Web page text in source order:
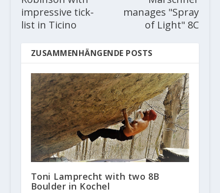
impressive tick-
list in Ticino
manages "Spray
of Light" 8C
ZUSAMMENHÄNGENDE POSTS
Toni Lamprecht with two 8B
Boulder in Kochel